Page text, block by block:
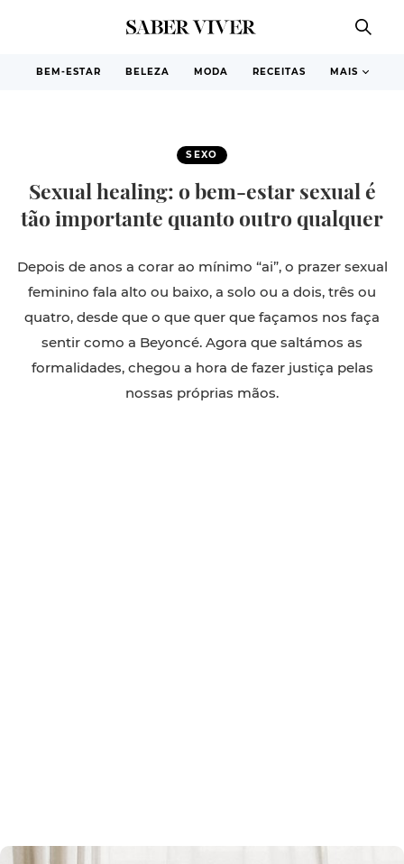
BEM-ESTAR BELEZA MODA RECEITAS MAIS
SEXO
Sexual healing: o bem-estar sexual é
tão importante quanto outro qualquer
Depois de anos a corar ao mínimo “ai”, o prazer sexual
feminino fala alto ou baixo, a solo ou a dois, três ou
quatro, desde que o que quer que façamos nos faça
sentir como a Beyoncé. Agora que saltámos as
formalidades, chegou a hora de fazer justiça pelas
nossas próprias mãos.